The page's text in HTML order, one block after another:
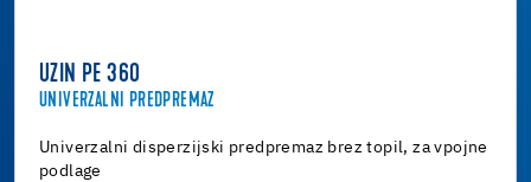
UZIN PE 360
UNIVERZALNI PREDPREMAZ
Univerzalni disperzijski predpremaz brez topil, za vpojne
podlage